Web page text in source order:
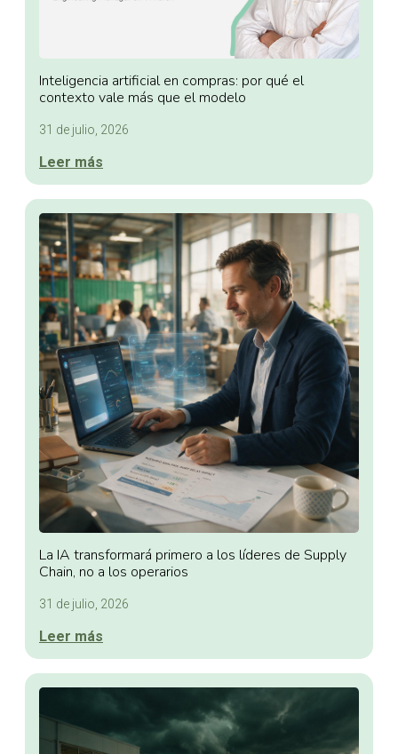
Inteligencia artificial en compras: por qué el
contexto vale más que el modelo
31 de julio, 2026
Leer más
La IA transformará primero a los líderes de Supply
Chain, no a los operarios
31 de julio, 2026
Leer más